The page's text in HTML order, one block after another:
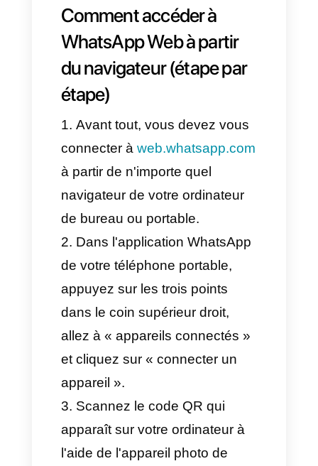
restrictions.
Si vous êtes à la recherche d'un
moyen efficace d'utiliser
WhatsApp sur votre ordinateur
ou votre téléphone portable,
continuez votre lecture car nous
allons vous apprendre à l'ouvrir
rapidement et facilement.
Comment accéder à
WhatsApp Web à partir
du navigateur (étape par
étape)
Avant tout, vous devez vous
connecter àweb.whatsapp.com